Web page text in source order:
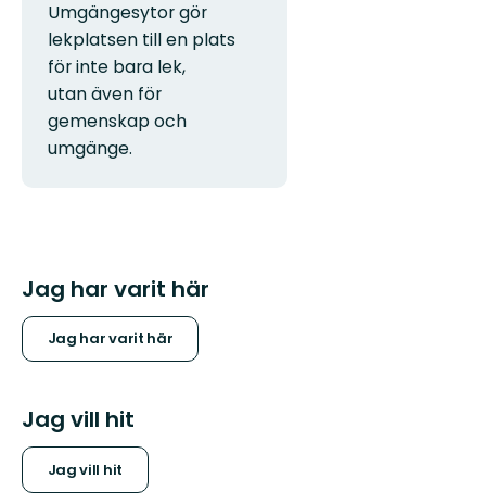
Umgängesytor gör
lekplatsen till en plats
för inte bara lek,
utan även för
gemenskap och
umgänge.
Jag har varit här
Jag har varit här
Jag vill hit
Jag vill hit